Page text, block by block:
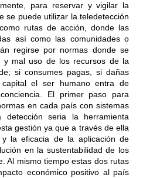
para reservar y vigilar la
se puede utilizar la teledetección
rutas de acción, donde las
así como las comunidades o
regirse por normas donde se
y mal uso de los recursos de la
si consumes pagas, si dañas
el ser humano entra de
El primer paso para
en cada país con sistemas
seria la herramienta
gestión ya que a través de ella
la eficacia de la aplicación de
en la sustentabilidad de los
Al mismo tiempo estas dos rutas
económico positivo al país